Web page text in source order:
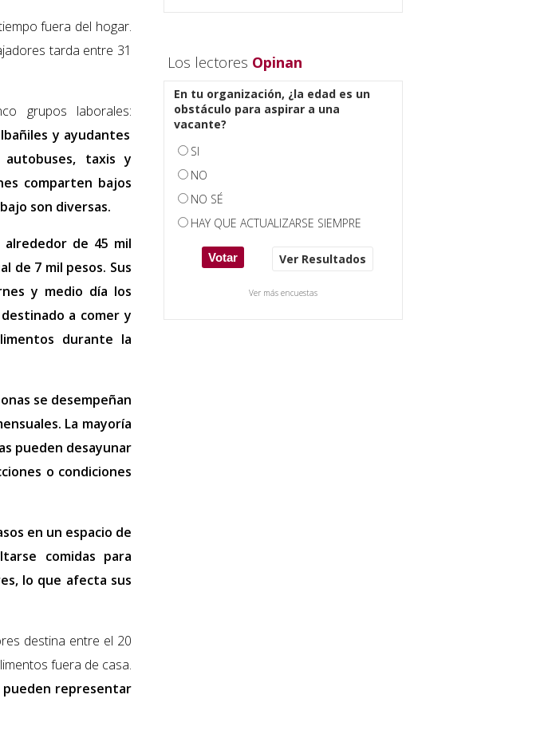
fuera del hogar.
tarda entre 31
grupos laborales:
y ayudantes
autobuses, taxis y
comparten bajos
son diversas.
de 45 mil
de 7 mil pesos. Sus
y medio día los
a comer y
durante la
se desempeñan
La mayoría
pueden desayunar
o condiciones
en un espacio de
comidas para
lo que afecta sus
destina entre el 20
fuera de casa.
pueden representar
Los lectores Opinan
En tu organización, ¿la edad es un
obstáculo para aspirar a una
vacante?
SI
NO
NO SÉ
HAY QUE ACTUALIZARSE SIEMPRE
Ver Resultados
Ver más encuestas